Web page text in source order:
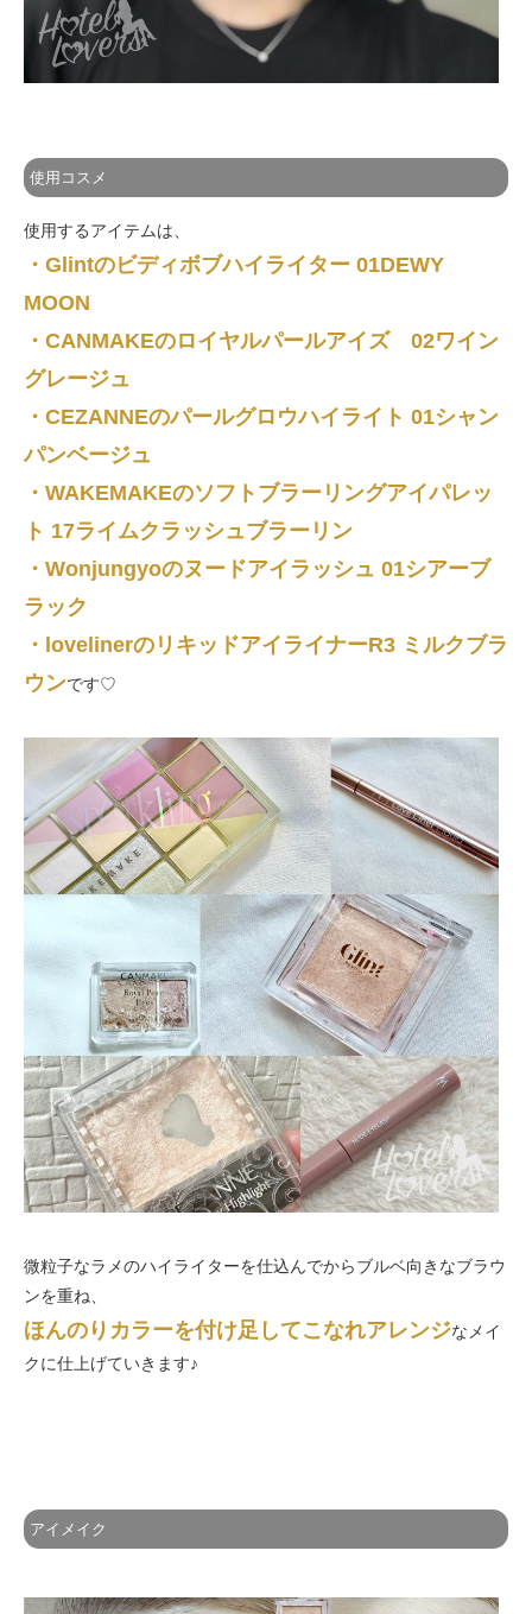
使用コスメ
使用するアイテムは、
・Glintのビディボブハイライター 01DEWY
MOON
・CANMAKEのロイヤルパールアイズ 02ワイン
グレージュ
・CEZANNEのパールグロウハイライト 01シャン
パンベージュ
・WAKEMAKEのソフトブラーリングアイパレッ
ト 17ライムクラッシュブラーリン
・Wonjungyoのヌードアイラッシュ 01シアーブ
ラック
・lovelinerのリキッドアイライナーR3 ミルクブラ
ウンです♡
微粒子なラメのハイライターを仕込んでからブルベ向きなブラウ
ンを重ね、
ほんのりカラーを付け足してこなれアレンジなメイ
クに仕上げていきます♪
アイメイク